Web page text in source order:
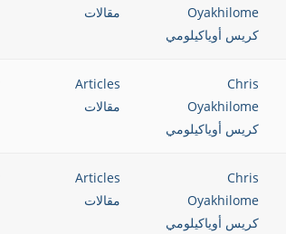
Oyakhilome
كريس أوياكيلومي
مقالات
Chris
Oyakhilome
كريس أوياكيلومي
Articles
مقالات
Chris
Oyakhilome
كريس أوياكيلومي
Articles
مقالات